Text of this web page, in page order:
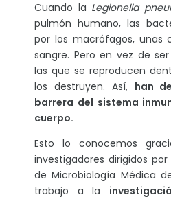
Cuando la Legionella
pulmón humano, las
por los macrófagos, unas
sangre. Pero en vez de
las que se reproducen
los destruyen. Así, han
barrera del sistema
cuerpo.
Esto lo conocemos
investigadores dirigidos
de Microbiología Médica
trabajo a la